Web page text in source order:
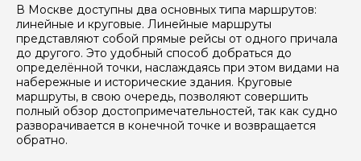
В Москве доступны два основных типа маршрутов:
линейные и круговые. Линейные маршруты
представляют собой прямые рейсы от одного причала
до другого. Это удобный способ добраться до
определённой точки, наслаждаясь при этом видами на
набережные и исторические здания. Круговые
маршруты, в свою очередь, позволяют совершить
полный обзор достопримечательностей, так как судно
разворачивается в конечной точке и возвращается
обратно.
Как вас зовут
Ваша электронная почта
Ваш номер телефона